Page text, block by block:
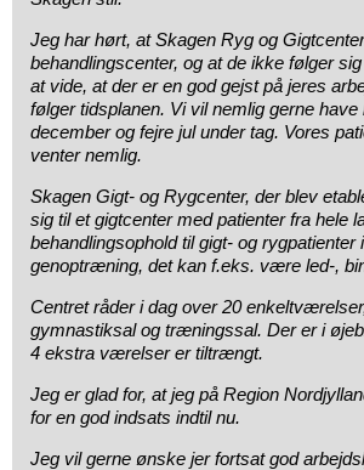
Jeg har hørt, at Skagen Ryg og
behandlingscenter, og at de ikke følger
at vide, at der er en god gejst på jeres
følger tidsplanen. Vi vil nemlig gerne
december og fejre jul under tag. Vores
venter nemlig.
Skagen Gigt- og Rygcenter, der blev
sig til et gigtcenter med patienter fra hele
behandlingsophold til gigt- og
genoptræning, det kan f.eks. være led-,
Centret råder i dag over 20
gymnastiksal og træningssal. Der er i
4 ekstra værelser er tiltrængt.
Jeg er glad for, at jeg på Region
for en god indsats indtil nu.
Jeg vil gerne ønske jer fortsat god